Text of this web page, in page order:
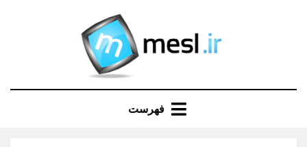
فهرست